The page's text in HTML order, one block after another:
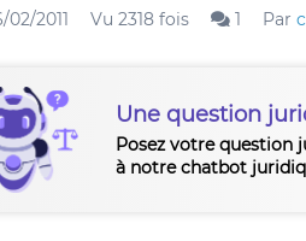
02/2011 Vu 2318 fois 1 Par
Une question
Posez votre question
à notre chatbot